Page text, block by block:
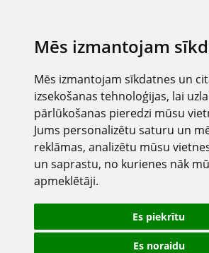
Mēs izmantojam
Mēs izmantojam sīkdatnes un
izsekošanas tehnoloģijas, lai
pārlūkošanas pieredzi mūsu
Jums personalizētu saturu un
reklāmas, analizētu mūsu
un saprastu, no kurienes nāk
apmeklētāji.
Es piekrītu
Es noraidu